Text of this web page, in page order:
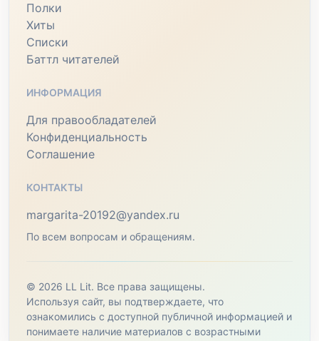
Полки
Хиты
Списки
Баттл читателей
ИНФОРМАЦИЯ
Для правообладателей
Конфиденциальность
Соглашение
КОНТАКТЫ
margarita-20192@yandex.ru
По всем вопросам и обращениям.
© 2026 LL Lit. Все права защищены.
Используя сайт, вы подтверждаете, что
ознакомились с доступной публичной информацией и
понимаете наличие материалов с возрастными